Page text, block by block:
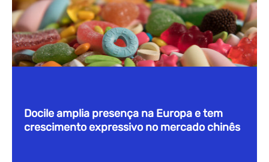
Docile amplia presença na Europa e tem
crescimento expressivo no mercado chinês